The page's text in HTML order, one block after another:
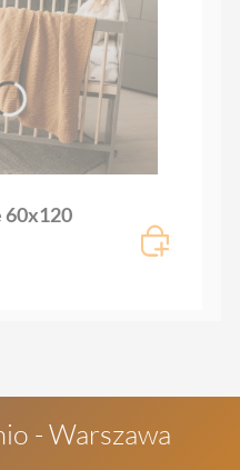
60x120
- Warszawa